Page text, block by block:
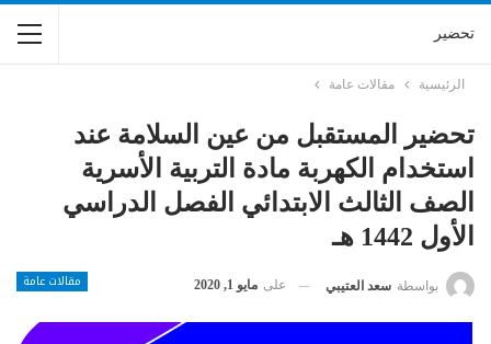
تحضير
الرئيسية مقالات عامة
تحضير المستقبل من عين السلامة عند
استخدام الكهربة مادة التربية الأسرية
الصف الثالث الابتدائي الفصل الدراسي
الأول 1442 هـ
مقالات عامة بواسطة سعد العتيبي على مايو 1, 2020